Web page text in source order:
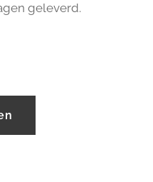
geleverd.